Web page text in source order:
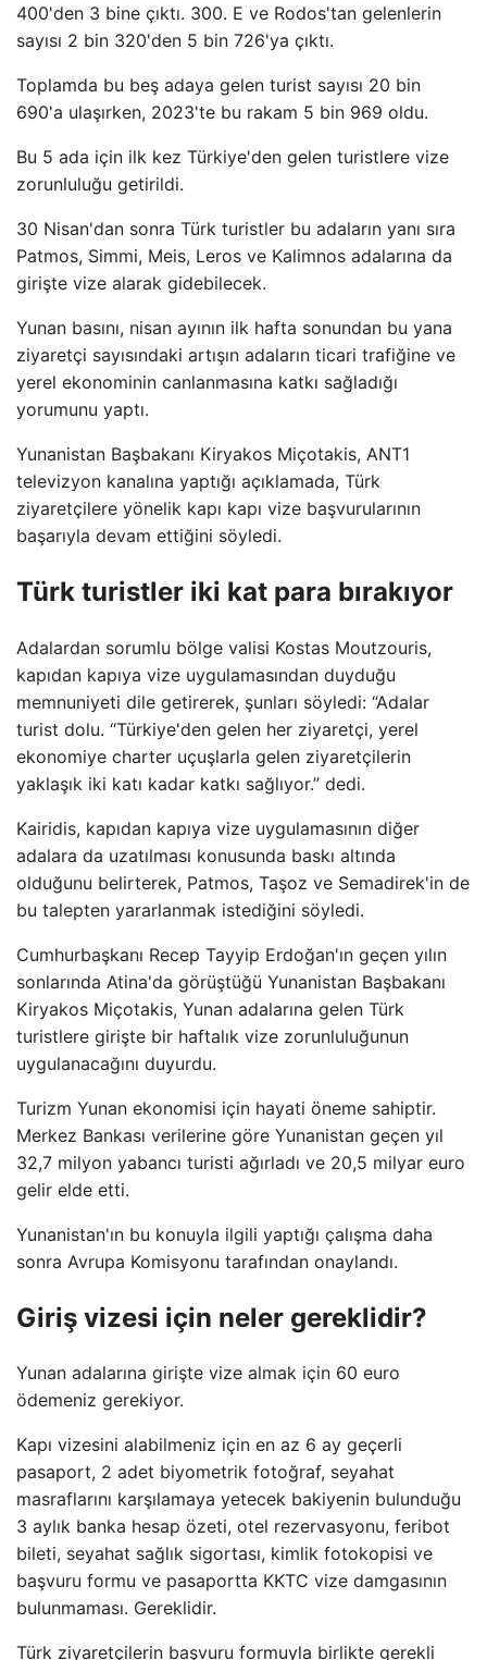
400'den 3 bine çıktı. 300. E ve Rodos'tan gelenlerin
sayısı 2 bin 320'den 5 bin 726'ya çıktı.
Toplamda bu beş adaya gelen turist sayısı 20 bin
690'a ulaşırken, 2023'te bu rakam 5 bin 969 oldu.
Bu 5 ada için ilk kez Türkiye'den gelen turistlere vize
zorunluluğu getirildi.
30 Nisan'dan sonra Türk turistler bu adaların yanı sıra
Patmos, Simmi, Meis, Leros ve Kalimnos adalarına da
girişte vize alarak gidebilecek.
Yunan basını, nisan ayının ilk hafta sonundan bu yana
ziyaretçi sayısındaki artışın adaların ticari trafiğine ve
yerel ekonominin canlanmasına katkı sağladığı
yorumunu yaptı.
Yunanistan Başbakanı Kiryakos Miçotakis, ANT1
televizyon kanalına yaptığı açıklamada, Türk
ziyaretçilere yönelik kapı kapı vize başvurularının
başarıyla devam ettiğini söyledi.
Türk turistler iki kat para bırakıyor
Adalardan sorumlu bölge valisi Kostas Moutzouris,
kapıdan kapıya vize uygulamasından duyduğu
memnuniyeti dile getirerek, şunları söyledi: “Adalar
turist dolu. “Türkiye'den gelen her ziyaretçi, yerel
ekonomiye charter uçuşlarla gelen ziyaretçilerin
yaklaşık iki katı kadar katkı sağlıyor.” dedi.
Kairidis, kapıdan kapıya vize uygulamasının diğer
adalara da uzatılması konusunda baskı altında
olduğunu belirterek, Patmos, Taşoz ve Semadirek'in de
bu talepten yararlanmak istediğini söyledi.
Cumhurbaşkanı Recep Tayyip Erdoğan'ın geçen yılın
sonlarında Atina'da görüştüğü Yunanistan Başbakanı
Kiryakos Miçotakis, Yunan adalarına gelen Türk
turistlere girişte bir haftalık vize zorunluluğunun
uygulanacağını duyurdu.
Turizm Yunan ekonomisi için hayati öneme sahiptir.
Merkez Bankası verilerine göre Yunanistan geçen yıl
32,7 milyon yabancı turisti ağırladı ve 20,5 milyar euro
gelir elde etti.
Yunanistan'ın bu konuyla ilgili yaptığı çalışma daha
sonra Avrupa Komisyonu tarafından onaylandı.
Giriş vizesi için neler gereklidir?
Yunan adalarına girişte vize almak için 60 euro
ödemeniz gerekiyor.
Kapı vizesini alabilmeniz için en az 6 ay geçerli
pasaport, 2 adet biyometrik fotoğraf, seyahat
masraflarını karşılamaya yetecek bakiyenin bulunduğu
3 aylık banka hesap özeti, otel rezervasyonu, feribot
bileti, seyahat sağlık sigortası, kimlik fotokopisi ve
başvuru formu ve pasaportta KKTC vize damgasının
bulunmaması. Gereklidir.
Türk ziyaretçilerin başvuru formuyla birlikte gerekli